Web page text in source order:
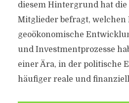
diesem Hintergrund hat die
Mitglieder befragt, welchen
geoökonomische
und Investmentprozesse
einer Ära, in der politische
häufiger reale und